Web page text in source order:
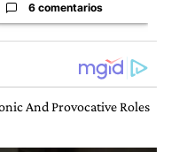
6 comentarios